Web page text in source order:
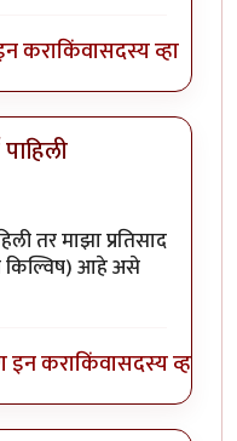
कराकिंवासदस्य व्हा
आवडायची. खूपby
तर माझा प्रतिसाद
किल्विष) आहे असे
इन कराकिंवासदस्य व्हा